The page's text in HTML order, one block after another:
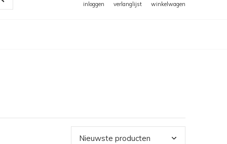
inloggen verlanglijst winkelwagen